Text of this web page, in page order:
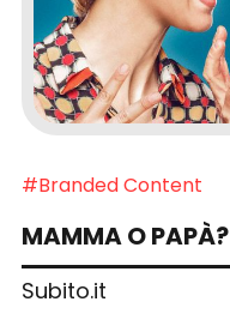
#Branded Content
MAMMA O PAPÀ?
Subito.it